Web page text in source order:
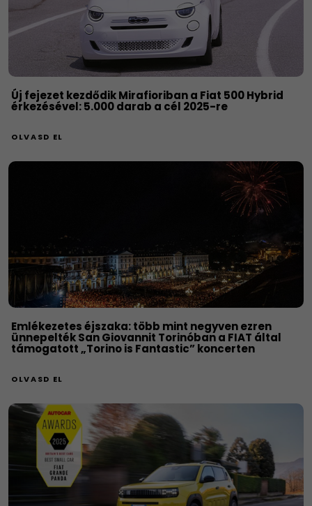
Új fejezet kezdődik Mirafioriban a Fiat 500 Hybrid
érkezésével: 5.000 darab a cél 2025-re
OLVASD EL
Emlékezetes éjszaka: több mint negyven ezren
ünnepelték San Giovannit Torinóban a FIAT által
támogatott „Torino is Fantastic” koncerten
OLVASD EL